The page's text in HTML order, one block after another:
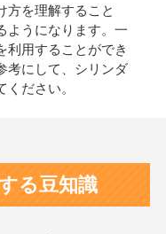
方を理解すること
ようになります。一
利用することができ
考にして、シリンダ
ださい。
る豆知識